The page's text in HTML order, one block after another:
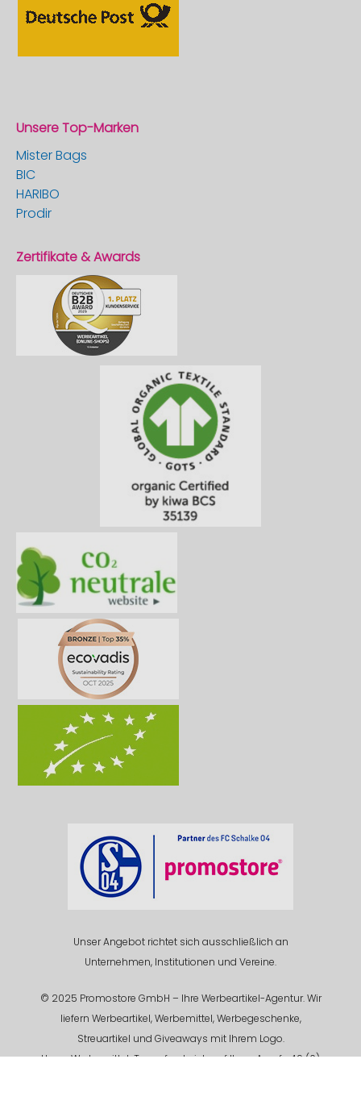
Unsere Top-Marken
Mister Bags
BIC
HARIBO
Prodir
Zertifikate & Awards
Unser Angebot richtet sich ausschließlich an
Unternehmen, Institutionen und Vereine.
© 2025 Promostore GmbH – Ihre Werbeartikel-Agentur. Wir
liefern Werbeartikel, Werbemittel, Werbegeschenke,
Streuartikel und Giveaways mit Ihrem Logo.
Unser Werbemittel-Team freut sich auf Ihren Anruf +49 (0)